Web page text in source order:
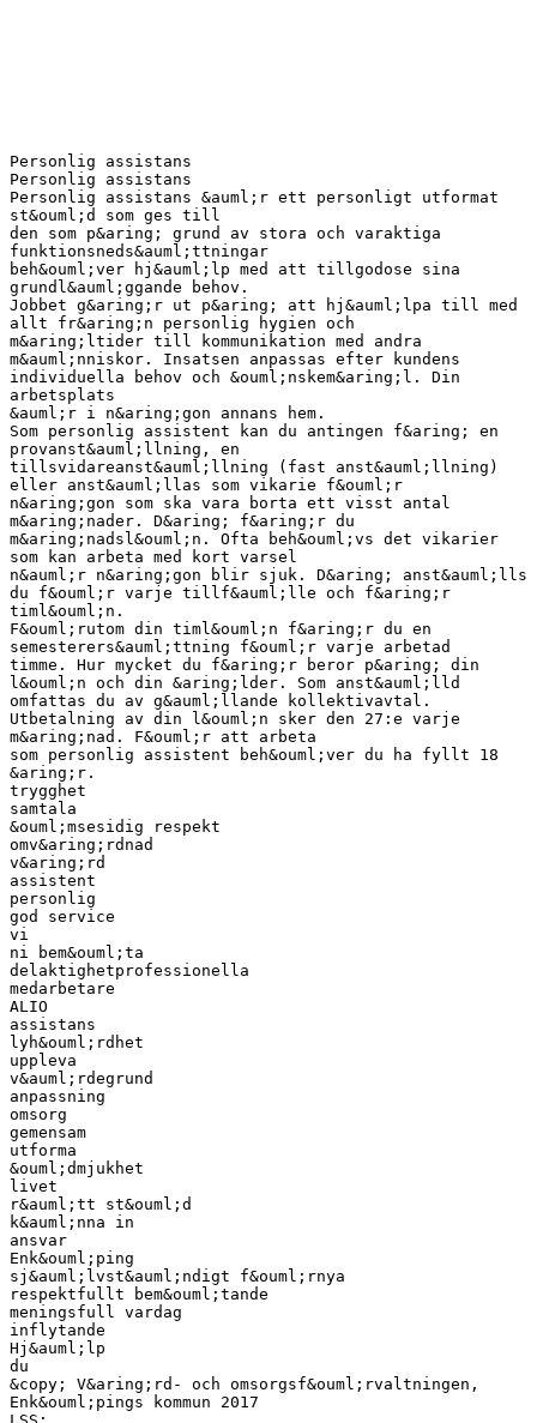
Personlig assistans
Personlig assistans
Personlig assistans &auml;r ett personligt utformat
st&ouml;d som ges till
den som p&aring; grund av stora och varaktiga
funktionsneds&auml;ttningar
beh&ouml;ver hj&auml;lp med att tillgodose sina
grundl&auml;ggande behov.
Jobbet g&aring;r ut p&aring; att hj&auml;lpa till med
allt fr&aring;n personlig hygien och
m&aring;ltider till kommunikation med andra
m&auml;nniskor. Insatsen anpassas efter kundens
individuella behov och &ouml;nskem&aring;l. Din
arbetsplats
&auml;r i n&aring;gon annans hem.
Som personlig assistent kan du antingen f&aring; en
provanst&auml;llning, en
tillsvidareanst&auml;llning (fast anst&auml;llning)
eller anst&auml;llas som vikarie f&ouml;r
n&aring;gon som ska vara borta ett visst antal
m&aring;nader. D&aring; f&aring;r du
m&aring;nadsl&ouml;n. Ofta beh&ouml;vs det vikarier
som kan arbeta med kort varsel
n&auml;r n&aring;gon blir sjuk. D&aring; anst&auml;lls
du f&ouml;r varje tillf&auml;lle och f&aring;r
timl&ouml;n.
F&ouml;rutom din timl&ouml;n f&aring;r du en
semesterers&auml;ttning f&ouml;r varje arbetad
timme. Hur mycket du f&aring;r beror p&aring; din
l&ouml;n och din &aring;lder. Som anst&auml;lld
omfattas du av g&auml;llande kollektivavtal.
Utbetalning av din l&ouml;n sker den 27:e varje
m&aring;nad. F&ouml;r att arbeta
som personlig assistent beh&ouml;ver du ha fyllt 18
&aring;r.
trygghet
samtala
&ouml;msesidig respekt
omv&aring;rdnad
v&aring;rd
assistent
personlig
god service
vi
ni bem&ouml;ta
delaktighetprofessionella
medarbetare
ALIO
assistans
lyh&ouml;rdhet
uppleva
v&auml;rdegrund
anpassning
omsorg
gemensam
utforma
&ouml;dmjukhet
livet
r&auml;tt st&ouml;d
k&auml;nna in
ansvar
Enk&ouml;ping
sj&auml;lvst&auml;ndigt f&ouml;rnya
respektfullt bem&ouml;tande
meningsfull vardag
inflytande
Hj&auml;lp
du
&copy; V&aring;rd- och omsorgsf&ouml;rvaltningen,
Enk&ouml;pings kommun 2017